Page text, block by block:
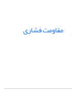
مقاومت فشاری